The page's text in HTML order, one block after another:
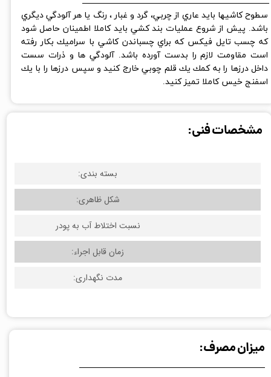
سطوح كاشيها بايد عاري از چربي، گرد و غبار ، رنگ يا هر آلودگي ديگري
باشد. پيش از شروع عمليات بند كشي بايد كاملا اطمينان حاصل شود
كه چسب تايل فيكس كه براي چسباندن كاشي با سراميك بكار رفته
است مقاومت لازم را بدست آورده باشد. آلودگي ها و ذرات سست
داخل درزها را به كمك يك قلم چوبي خارج كنيد و سپس درزها را با يك
اسفنج خيس كاملا تميز كنيد.
مشخصات فنی:
بسته بندی:
شکل ظاهری:
نسبت اختلاط آب به پودر
زمان قابل اجراء:
مدت نگهداری:
میزان مصرف: